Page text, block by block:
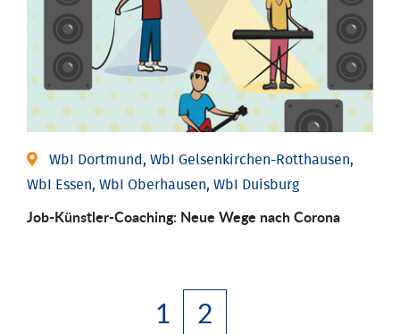
WbI Dortmund, WbI Gelsenkirchen-Rotthausen,
WbI Essen, WbI Oberhausen, WbI Duisburg
Job-Künstler-Coaching: Neue Wege nach Corona
1 2